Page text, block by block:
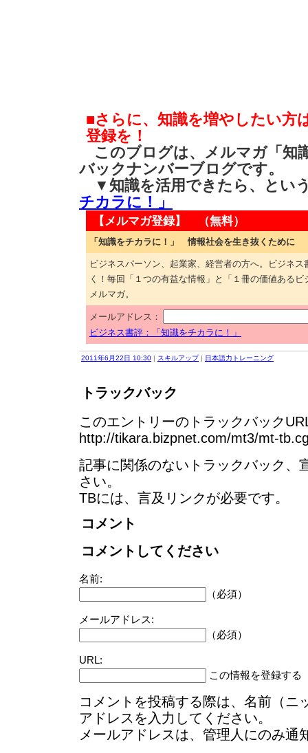
■さらに、知識を増やしたい方
登録を！
このブログは、メルマガ「知
バックナンバーブログです。
▼知識を活用できたら、と
チカラに！」
【メルマガ登録】 （無料）
「知識をチカラに！」 情報社会を生き抜くために
ビジネスパーソン、起業家、経営者の方へ。ビジネ
く！毎回「１つの有益な情報」と「１冊の価値ある
メルマガ。
メールアドレス：
ビジネス書評：「知識をチカラに！」
2011年6月22日 10:30 | スキルアップ| 日本語力トレーニング
トラックバック
このエントリーのトラックバック
http://tikara.bizpnet.com/mt3/mt-
記事に関係のないトラックバック、
さい。
TBには、言及リンクが必要です。
コメント
コメントしてください
名前:
（必須）
メールアドレス:
（必須）
URL:
この情報を登録する
コメントを投稿する際は、名前（ニ
アドレスを入力してください。
メールアドレスは、管理人にのみ通